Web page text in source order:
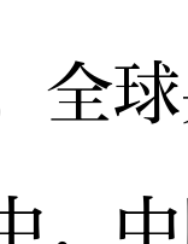
全